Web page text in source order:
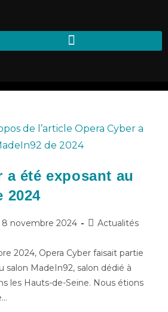
a été exposant au
2024
8 novembre 2024 Actualités
2024, Opera Cyber faisait partie
salon MadeIn92, salon dédié à
les Hauts-de-Seine. Nous étions